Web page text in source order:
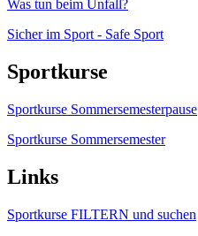
Was tun beim Unfall?
Sicher im Sport - Safe Sport
Sportkurse
Sportkurse Sommersemesterpause
Sportkurse Sommersemester
Links
Sportkurse FILTERN und suchen